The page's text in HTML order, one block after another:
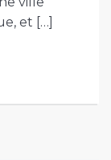
et […]